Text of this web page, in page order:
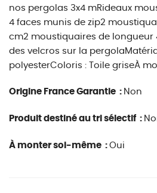
nos pergolas 3x4 mRideaux
4 faces munis de zip2
cm2 moustiquaires de longueur
des velcros sur la
polyesterColoris : Toile griseÀ
Origine France Garantie : Non
Produit destiné au tri sélectif :
À monter soi-même : Oui